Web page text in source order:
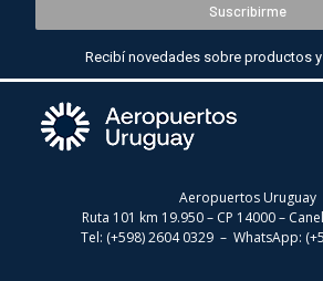
Suscribirme
Recibí novedades sobre productos
Aeropuertos Uruguay
Ruta 101 km 19.950 – CP 14000 –
Tel: (+598) 2604 0329 – WhatsApp: